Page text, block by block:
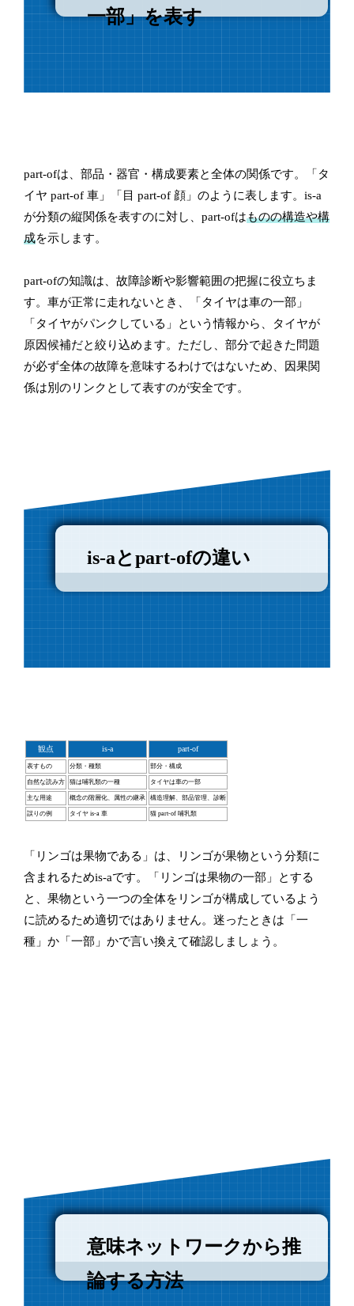
一部」を表す
part-ofは、部品・器官・構成要素と全体の関係です。「タ
イヤ part-of 車」「目 part-of 顔」のように表します。is-a
が分類の縦関係を表すのに対し、part-ofはものの構造や構
成を示します。
part-ofの知識は、故障診断や影響範囲の把握に役立ちま
す。車が正常に走れないとき、「タイヤは車の一部」
「タイヤがパンクしている」という情報から、タイヤが
原因候補だと絞り込めます。ただし、部分で起きた問題
が必ず全体の故障を意味するわけではないため、因果関
係は別のリンクとして表すのが安全です。
is-aとpart-ofの違い
観点 is-a part-of
表すもの 分類・種類 部分・構成
自然な読み方 猫は哺乳類の一種 タイヤは車の一部
主な用途 概念の階層化、属性の継承 構造理解、部品管理、診断
誤りの例 タイヤ is-a 車 猫 part-of 哺乳類
「リンゴは果物である」は、リンゴが果物という分類に
含まれるためis-aです。「リンゴは果物の一部」とする
と、果物という一つの全体をリンゴが構成しているよう
に読めるため適切ではありません。迷ったときは「一
種」か「一部」かで言い換えて確認しましょう。
意味ネットワークから推
論する方法